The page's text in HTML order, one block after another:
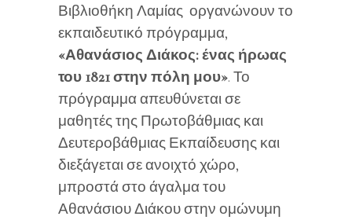
Βιβλιοθήκη Λαμίας οργανώνουν το
εκπαιδευτικό πρόγραμμα,
«Αθανάσιος Διάκος: ένας ήρωας
του 1821 στην πόλη μου». Το
πρόγραμμα απευθύνεται σε
μαθητές της Πρωτοβάθμιας και
Δευτεροβάθμιας Εκπαίδευσης και
διεξάγεται σε ανοιχτό χώρο,
μπροστά στο άγαλμα του
Αθανάσιου Διάκου στην ομώνυμη